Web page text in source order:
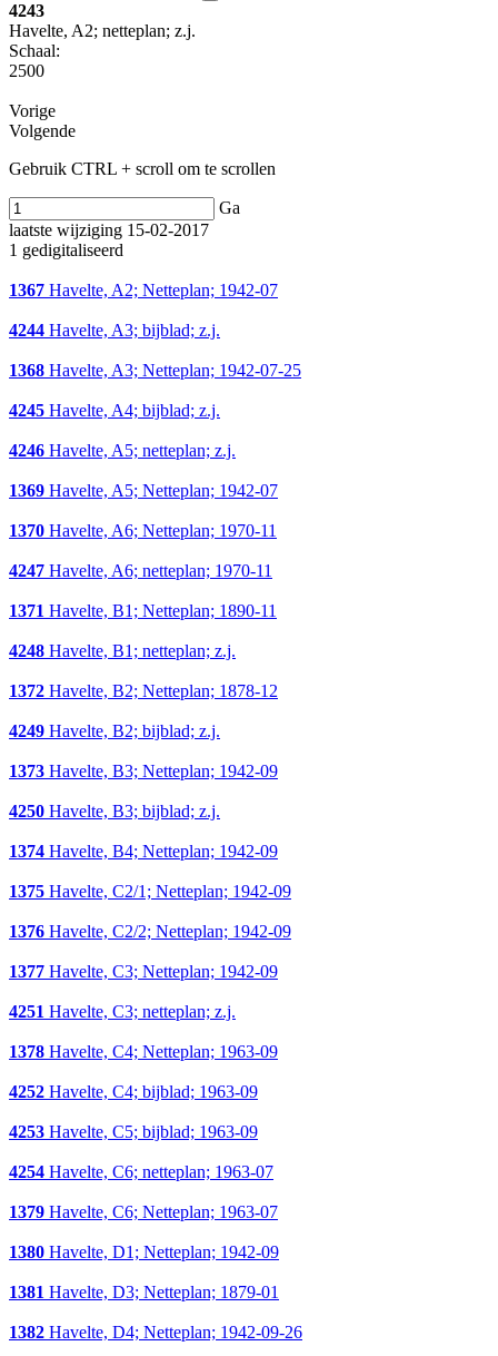
4243
Havelte, A2; netteplan; z.j.
Schaal:
2500
Vorige
Volgende
Gebruik CTRL + scroll om te scrollen
Ga
laatste wijziging 15-02-2017
1 gedigitaliseerd
1367 Havelte, A2; Netteplan; 1942-07
4244 Havelte, A3; bijblad; z.j.
1368 Havelte, A3; Netteplan; 1942-07-25
4245 Havelte, A4; bijblad; z.j.
4246 Havelte, A5; netteplan; z.j.
1369 Havelte, A5; Netteplan; 1942-07
1370 Havelte, A6; Netteplan; 1970-11
4247 Havelte, A6; netteplan; 1970-11
1371 Havelte, B1; Netteplan; 1890-11
4248 Havelte, B1; netteplan; z.j.
1372 Havelte, B2; Netteplan; 1878-12
4249 Havelte, B2; bijblad; z.j.
1373 Havelte, B3; Netteplan; 1942-09
4250 Havelte, B3; bijblad; z.j.
1374 Havelte, B4; Netteplan; 1942-09
1375 Havelte, C2/1; Netteplan; 1942-09
1376 Havelte, C2/2; Netteplan; 1942-09
1377 Havelte, C3; Netteplan; 1942-09
4251 Havelte, C3; netteplan; z.j.
1378 Havelte, C4; Netteplan; 1963-09
4252 Havelte, C4; bijblad; 1963-09
4253 Havelte, C5; bijblad; 1963-09
4254 Havelte, C6; netteplan; 1963-07
1379 Havelte, C6; Netteplan; 1963-07
1380 Havelte, D1; Netteplan; 1942-09
1381 Havelte, D3; Netteplan; 1879-01
1382 Havelte, D4; Netteplan; 1942-09-26